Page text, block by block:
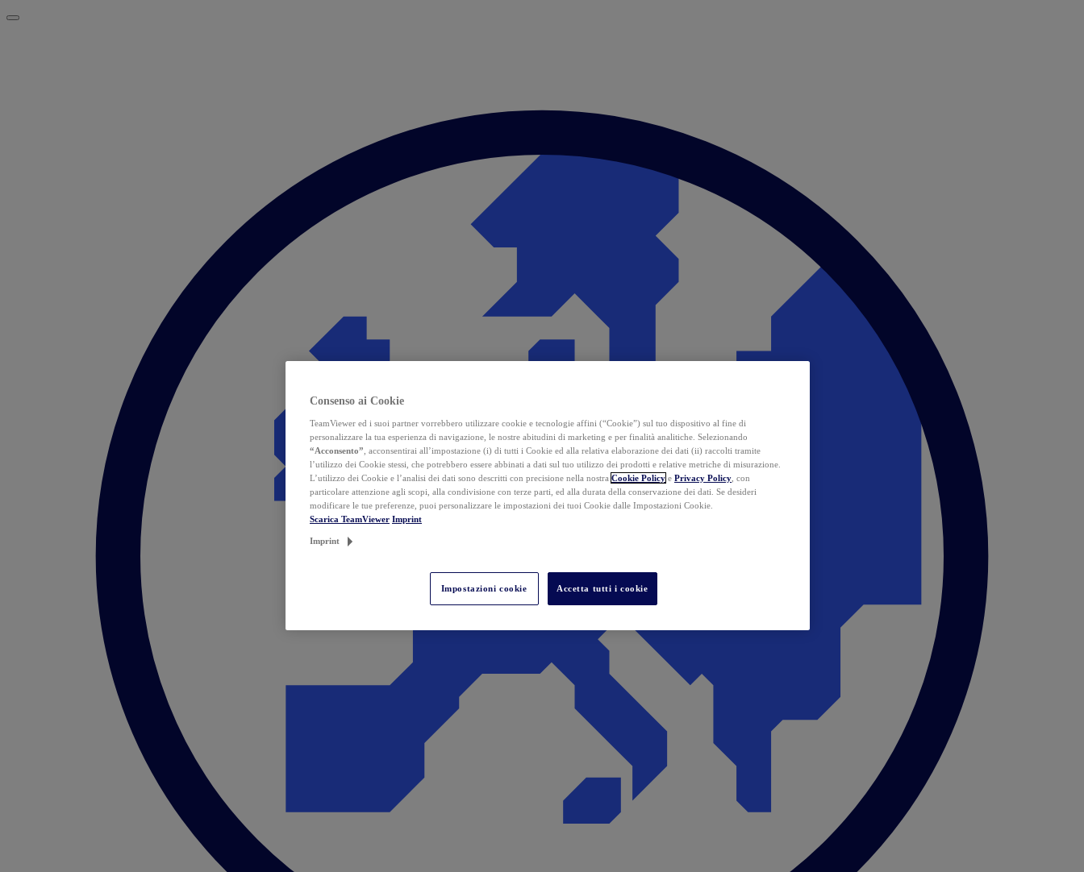
Consenso ai Cookie
TeamViewer ed i suoi partner vorrebbero utilizzare cookie e tecnologie affini (“Cookie”) sul tuo dispositivo al fine di
personalizzare la tua esperienza di navigazione, le nostre abitudini di marketing e per finalità analitiche. Selezionando
“Acconsento” , acconsentirai all’impostazione (i) di tutti i Cookie ed alla relativa elaborazione dei dati (ii) raccolti tramite
l’utilizzo dei Cookie stessi, che potrebbero essere abbinati a dati sul tuo utilizzo dei prodotti e relative metriche di misurazione.
L’utilizzo dei Cookie e l’analisi dei dati sono descritti con precisione nella nostra Cookie Policy e Privacy Policy , con
particolare attenzione agli scopi, alla condivisione con terze parti, ed alla durata della conservazione dei dati. Se desideri
modificare le tue preferenze, puoi personalizzare le impostazioni dei tuoi Cookie dalle Impostazioni Cookie.
Scarica TeamViewer Imprint
Imprint
Impostazioni cookie Accetta tutti i cookie